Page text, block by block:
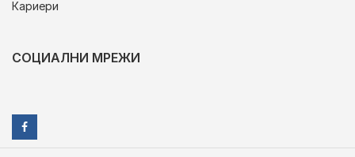
Кариери
СОЦИАЛНИ МРЕЖИ